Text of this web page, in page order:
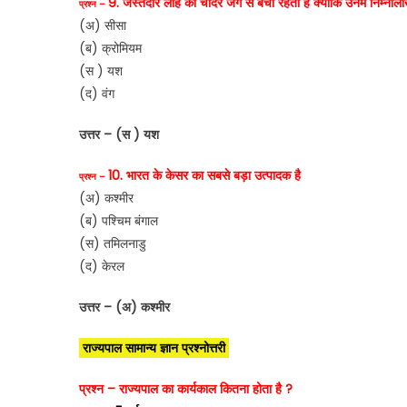
प्रश्न –
(अ) सीसा
(ब) क्रोमियम
(स ) यश
(द) वंग
उत्तर – (स ) यश
प्रश्न – 10. भारत के केसर का सबसे बड़ा उत्पादक है
(अ) कश्मीर
(ब) पश्चिम बंगाल
(स) तमिलनाडु
(द) केरल
उत्तर – (अ) कश्मीर
राज्यपाल सामान्य ज्ञान प्रश्नोत्तरी
प्रश्न – राज्यपाल का कार्यकाल कितना होता है ?